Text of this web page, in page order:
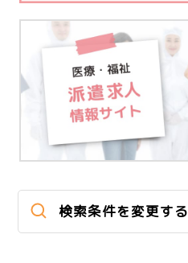
検索条件を変更する